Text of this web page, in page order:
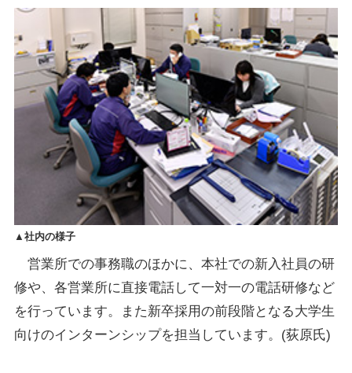
▲社内の様子
営業所での事務職のほかに、本社での新入社員の研
修や、各営業所に直接電話して一対一の電話研修など
を行っています。また新卒採用の前段階となる大学生
向けのインターンシップを担当しています。(荻原氏)